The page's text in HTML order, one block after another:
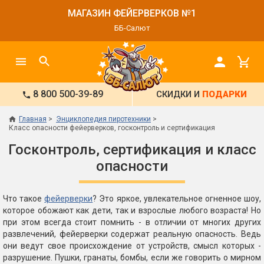
МАГАЗИН ФЕЙЕРВЕРКОВ №1
ББ-Салют
8 800 500-39-89 СКИДКИ И ПОДАРКИ
Главная
Энциклопедия пиротехники
Класс опасности фейерверков, госконтроль и сертификация
Госконтроль, сертификация и класс
опасности
Что такоефейерверки? Это яркое, увлекательное огненное шоу,
которое обожают как дети, так и взрослые любого возраста! Но
при этом всегда стоит помнить - в отличии от многих других
развлечений, фейерверки содержат реальную опасность. Ведь
они ведут свое происхождение от устройств, смысл которых -
разрушение. Пушки, гранаты, бомбы, если же говорить о мирном